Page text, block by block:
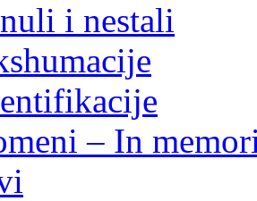
i nestali
– In